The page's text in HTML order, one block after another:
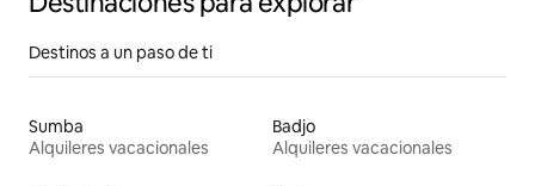
Destinos a un paso de ti
Sumba
Alquileres vacacionales
Badjo
Alquileres vacacionales